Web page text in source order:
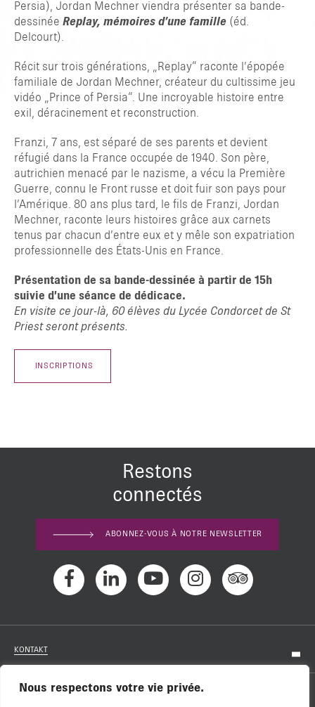
Nous respectons votre vie privée.
GEBEN SIE ZUM SUCHEN ENTER ODER ZUM SCHLIESSEN ESC E
Persia), Jordan Mechner viendra présenter sa bande-
dessinée Replay, mémoires d’une famille (éd.
Delcourt).
Récit sur trois générations, „Replay“ raconte l’épopée
familiale de Jordan Mechner, créateur du cultissime jeu
vidéo „Prince of Persia“. Une incroyable histoire entre
exil, déracinement et reconstruction.
Franzi, 7 ans, est séparé de ses parents et devient
réfugié dans la France occupée de 1940. Son père,
autrichien menacé par le nazisme, a vécu la Première
Guerre, connu le Front russe et doit fuir son pays pour
l’Amérique. 80 ans plus tard, le fils de Franzi, Jordan
Mechner, raconte leurs histoires grâce aux carnets
tenus par chacun d’entre eux et y mêle son expatriation
professionnelle des États-Unis en France.
Présentation de sa bande-dessinée à partir de 15h
suivie d’une séance de dédicace.
En visite ce jour-là, 60 élèves du Lycée Condorcet de St
Priest seront présents.
INSCRIPTIONS
Restons
connectés
ABONNEZ-VOUS À NOTRE NEWSLETTER
KONTAKT